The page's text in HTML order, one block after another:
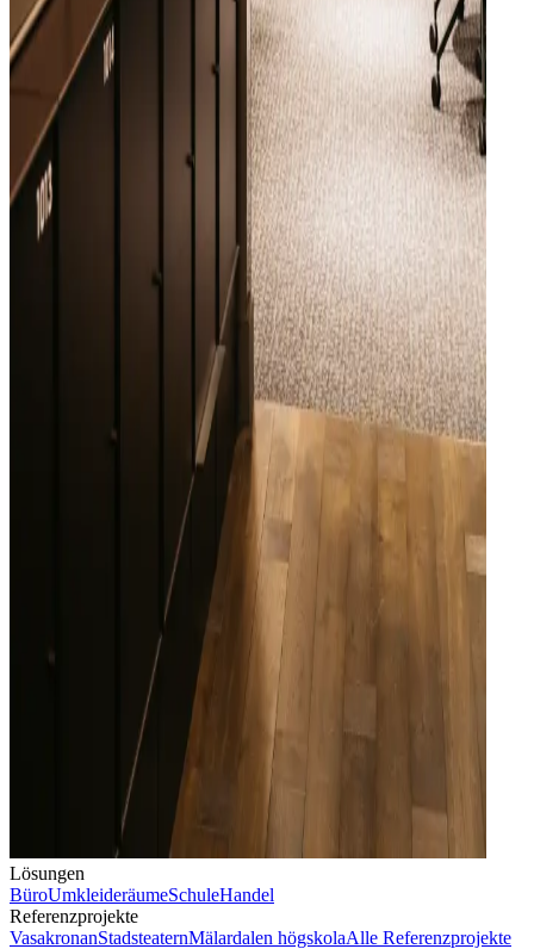
Lösungen
BüroUmkleideräumeSchuleHandel
Referenzprojekte
VasakronanStadsteaternMälardalen högskolaAlle Referenzprojekte